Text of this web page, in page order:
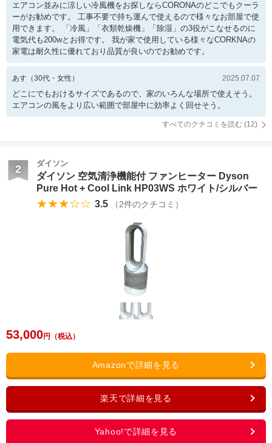
エアコン並みに涼しい冷風機をお探しならCORONAのどこでもクーラ
ーがお勧めです。 工事不要で持ち運んで使えるので様々なお部屋で使
用できます。 「冷風」「衣類乾燥機」「除湿」の3役がこなせるのに
電気代も200wとお得です。 我が家で使用している様々なCORKNAの
家電は耐久性に優れており品質が良いのでお勧めです。
あす （30代・ 女性 ） 2025.07.07
どこにでもおけるサイズであるので、家のいろんな場所で使えそう。
エアコンの風をより広い範囲で部屋中に効率よく回せそう。
すべてのクチコミを読む (12)
2 ダイソン
ダイソン 空気清浄機能付 ファンヒーター Dyson
Pure Hot + Cool Link HP03WS ホワイト/シルバー
★★★☆☆ 3.5 （2件のクチコミ）
53,000